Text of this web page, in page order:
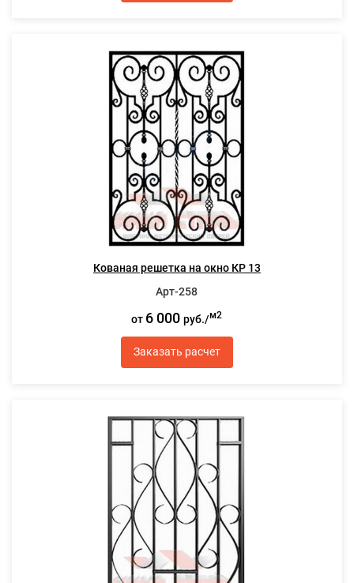
Кованая решетка на окно КР 13
Арт-258
от 6 000руб./м2
Заказать расчет